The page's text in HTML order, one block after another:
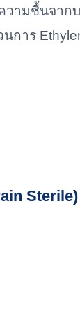
วามชื้นจาก
การ